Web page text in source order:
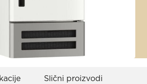
Slični proizvodi